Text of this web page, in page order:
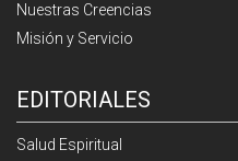
Nuestras Creencias
Misión y Servicio
EDITORIALES
Salud Espiritual